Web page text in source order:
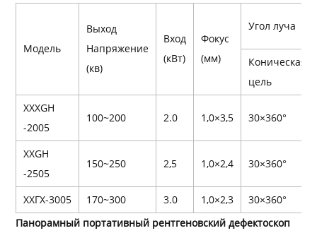
Модель
Выход
Напряжение
(кв)
Вход
(кВт)
Фокус
(мм)
Угол луча
Коническая
цель
XXXGH
-2005
100~200 2.0 1,0×3,5 30×360°
XXGH
-2505
150~250 2,5 1,0×2,4 30×360°
ХХГХ-3005 170~300 3.0 1,0×2,3
30×360°
Панорамный портативный рентгеновский дефектоскоп